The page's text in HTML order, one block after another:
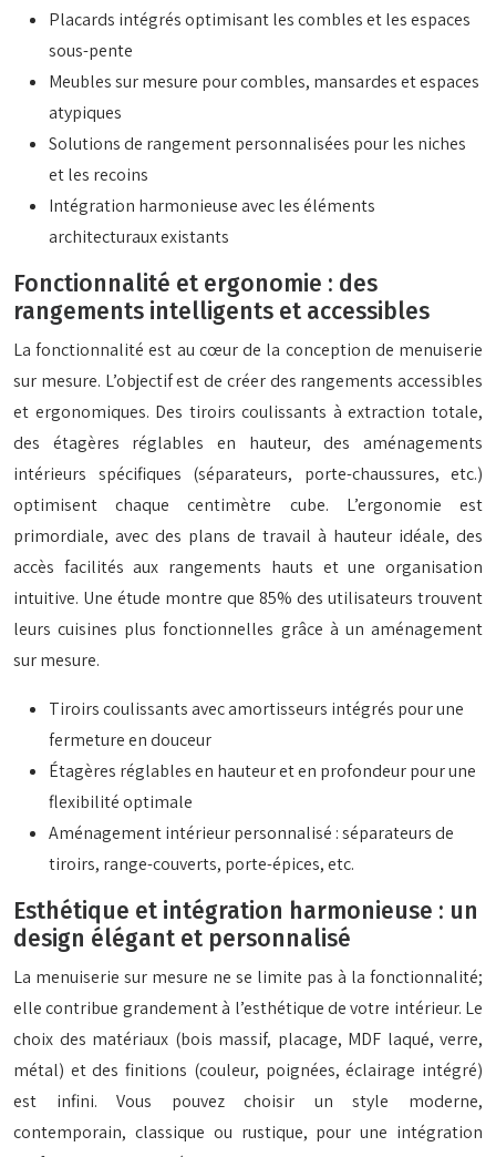
Placards intégrés optimisant les combles et les espaces
sous-pente
Meubles sur mesure pour combles, mansardes et espaces
atypiques
Solutions de rangement personnalisées pour les niches
et les recoins
Intégration harmonieuse avec les éléments
architecturaux existants
Fonctionnalité et ergonomie : des
rangements intelligents et accessibles
La fonctionnalité est au cœur de la conception de menuiserie
sur mesure. L’objectif est de créer des rangements accessibles
et ergonomiques. Des tiroirs coulissants à extraction totale,
des étagères réglables en hauteur, des aménagements
intérieurs spécifiques (séparateurs, porte-chaussures, etc.)
optimisent chaque centimètre cube. L’ergonomie est
primordiale, avec des plans de travail à hauteur idéale, des
accès facilités aux rangements hauts et une organisation
intuitive. Une étude montre que 85% des utilisateurs trouvent
leurs cuisines plus fonctionnelles grâce à un aménagement
sur mesure.
Tiroirs coulissants avec amortisseurs intégrés pour une
fermeture en douceur
Étagères réglables en hauteur et en profondeur pour une
flexibilité optimale
Aménagement intérieur personnalisé : séparateurs de
tiroirs, range-couverts, porte-épices, etc.
Esthétique et intégration harmonieuse : un
design élégant et personnalisé
La menuiserie sur mesure ne se limite pas à la fonctionnalité;
elle contribue grandement à l’esthétique de votre intérieur. Le
choix des matériaux (bois massif, placage, MDF laqué, verre,
métal) et des finitions (couleur, poignées, éclairage intégré)
est infini. Vous pouvez choisir un style moderne,
contemporain, classique ou rustique, pour une intégration